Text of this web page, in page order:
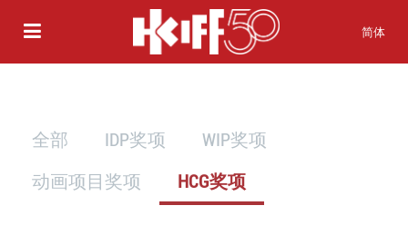
简体
全部 IDP奖项
WIP奖项
动画项目奖项
HCG奖项